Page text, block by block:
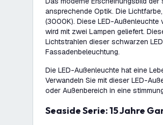
ansprechende Optik. Die
(3000K). Diese LED-Außenleuchte
wird mit zwei Lampen geliefert.
Lichtstrahlen dieser schwarzen
Fassadenbeleuchtung.
Die LED-Außenleuchte hat eine
Verwandeln Sie mit dieser LED-
oder Außenbereich in eine
Seaside Serie: 15 Jahre